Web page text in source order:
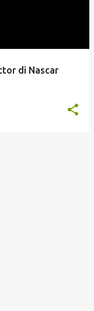
di Nascar